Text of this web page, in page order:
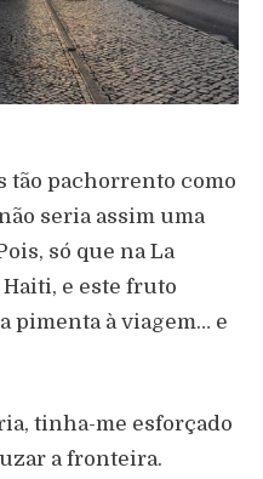
tão pachorrento como
seria assim uma
só que na La
e este fruto
pimenta à viagem… e
tinha-me esforçado
a fronteira.